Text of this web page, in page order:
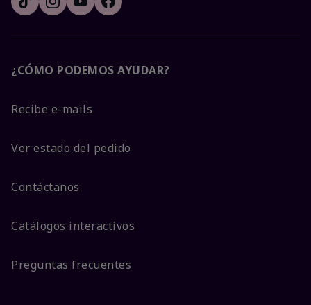
¿CÓMO PODEMOS AYUDAR?
Recibe e-mails
Ver estado del pedido
Contáctanos
Catálogos interactivos
Preguntas frecuentes